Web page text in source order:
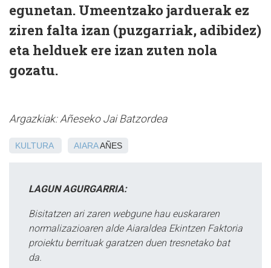
egunetan. Umeentzako jarduerak ez
ziren falta izan (puzgarriak, adibidez)
eta helduek ere izan zuten nola
gozatu.
Argazkiak: Añeseko Jai Batzordea
KULTURA AIARAAÑES
LAGUN AGURGARRIA:
Bisitatzen ari zaren webgune hau euskararen
normalizazioaren alde Aiaraldea Ekintzen Faktoria
proiektu berrituak garatzen duen tresnetako bat
da.